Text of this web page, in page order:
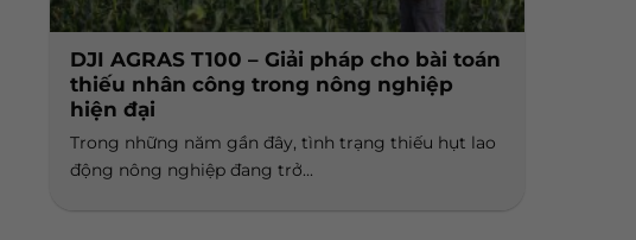
DJI AGRAS T100 – Giải pháp cho bài toán
thiếu nhân công trong nông nghiệp
hiện đại
Trong những năm gần đây, tình trạng thiếu hụt lao
động nông nghiệp đang trở...